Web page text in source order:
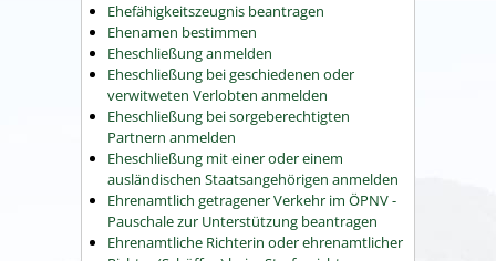
Ehefähigkeitszeugnis beantragen
Ehenamen bestimmen
Eheschließung anmelden
Eheschließung bei geschiedenen oder
verwitweten Verlobten anmelden
Eheschließung bei sorgeberechtigten
Partnern anmelden
Eheschließung mit einer oder einem
ausländischen Staatsangehörigen anmelden
Ehrenamtlich getragener Verkehr im ÖPNV -
Pauschale zur Unterstützung beantragen
Ehrenamtliche Richterin oder ehrenamtlicher